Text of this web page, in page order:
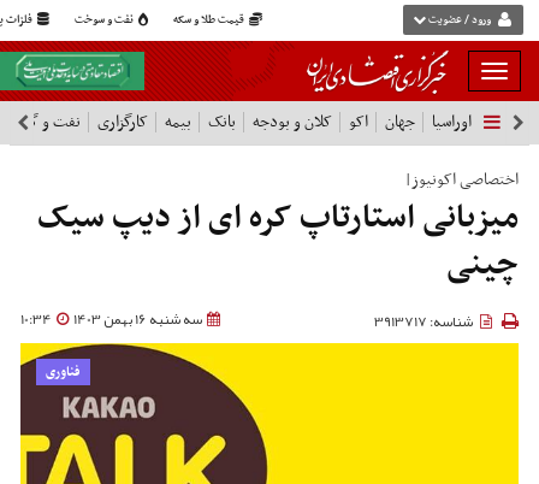
قیمت طلا و سکه نفت و سوخت فلزات ورود / عضویت
بار
و
بسته
نمودن
فهرست
اوراسیا جهان اکو کلان و بودجه بانک بیمه کارگزاری نفت و گاز
اختصاصی اکونیوز|
میزبانی استارتاپ کره ای از دیپ سیک
چینی
سه شنبه 16 بهمن 1403 10:34 شناسه: 3913717
فناوری